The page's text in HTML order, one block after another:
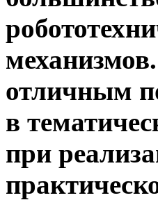
отличным
в
при